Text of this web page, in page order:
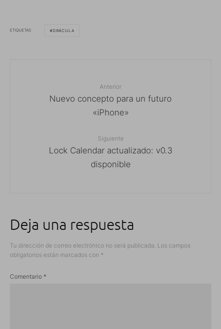
ETIQUETAS DRÁCULA
Anterior
Nuevo concepto para un futuro
«iPhone»
Siguiente
Lock Calendar actualizado: v0.3
disponible
Deja una respuesta
Tu dirección de correo electrónico no será publicada. Los campos
obligatorios están marcados con *
Comentario *